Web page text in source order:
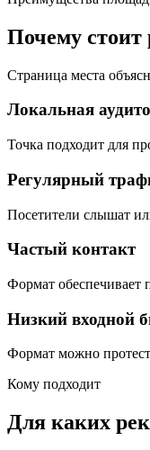
Почему стоит
Страница места
Локальная
Точка подходит для
Регулярный
Посетители слышат
Частый контакт
Формат обеспечивает
Низкий входной
Формат можно
Кому подходит
Для каких